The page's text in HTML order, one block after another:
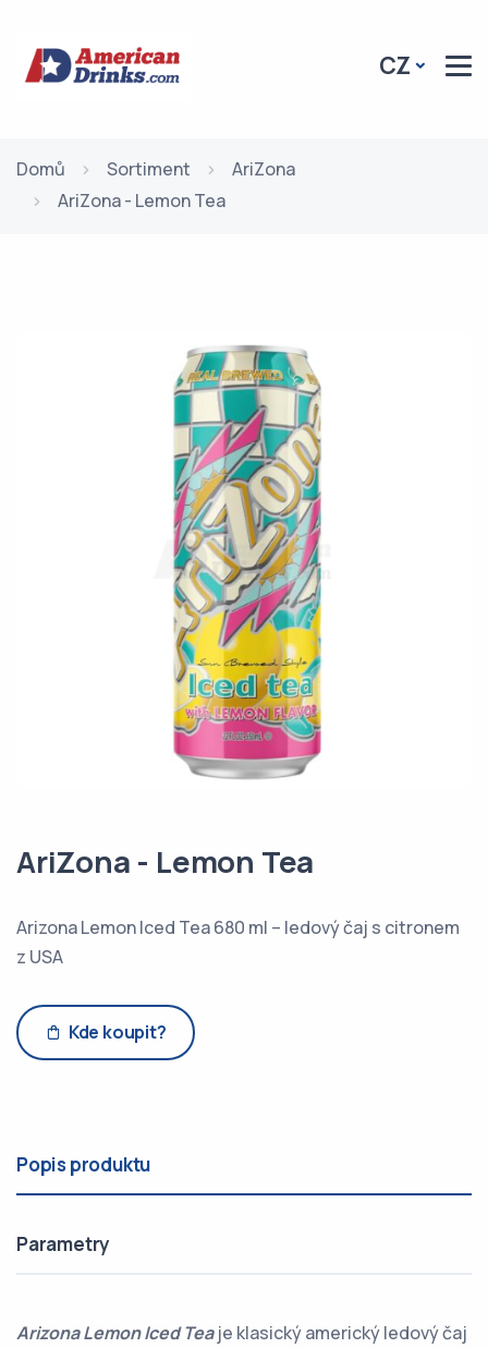
CZ
Domů Sortiment
AriZona
AriZona - Lemon Tea
AriZona - Lemon Tea
Arizona Lemon Iced Tea 680 ml – ledový čaj s citronem
z USA
Kde koupit?
Popis produktu
Parametry
Arizona Lemon Iced Teaje klasický americký ledový čaj